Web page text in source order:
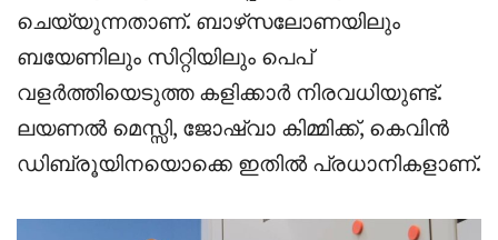
ചെയ്യുന്നതാണ്. ബാഴ്‌സലോണയിലും
ബയേണിലും സിറ്റിയിലും പെപ്
വളർത്തിയെടുത്ത കളിക്കാർ നിരവധിയുണ്ട്.
ലയണൽ മെസ്സി, ജോഷ്വാ കിമ്മിക്ക്, കെവിൻ
ഡിബ്രൂയിനയൊക്കെ ഇതിൽ പ്രധാനികളാണ്.